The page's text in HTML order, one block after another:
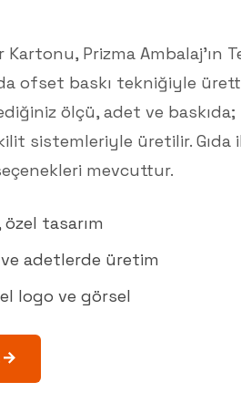
Kartonu, Prizma Ambalaj'ın
ofset baskı tekniğiyle
ölçü, adet ve baskıda;
sistemleriyle üretilir. Gıda
mevcuttur.
özel tasarım
adetlerde üretim
logo ve görsel